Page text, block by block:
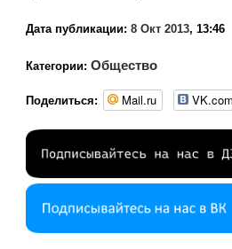
Дата публикации: 8 Окт 2013, 13:46
Категории: Общество
Поделиться: Mail.ru VK.com